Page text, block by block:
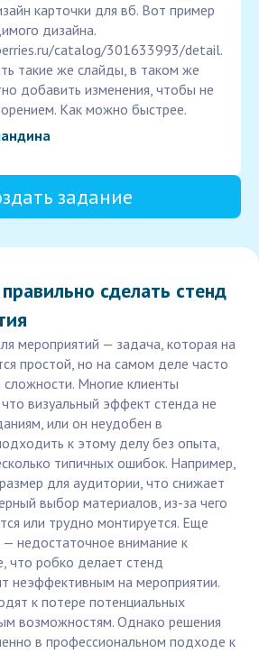
карточки для вб. Вот пример
дизайна.
catalog/301633993/detail.
такие же слайды, в таком же
добавить изменения, чтобы не
Как можно быстрее.
задание
сделать стенд
мероприятий — задача, которая на
простой, но на самом деле часто
Многие клиенты
визуальный эффект стенда не
или он неудобен в
к этому делу без опыта,
типичных ошибок. Например,
для аудитории, что снижает
выбор материалов, из-за чего
или трудно монтируется. Еще
недостаточное внимание к
что робко делает стенд
неэффективным на мероприятии.
к потере потенциальных
возможностям. Однако решения
в профессиональном подходе к